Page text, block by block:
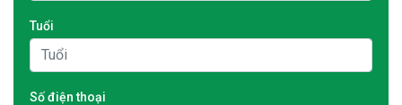
Tuổi
Số điện thoại